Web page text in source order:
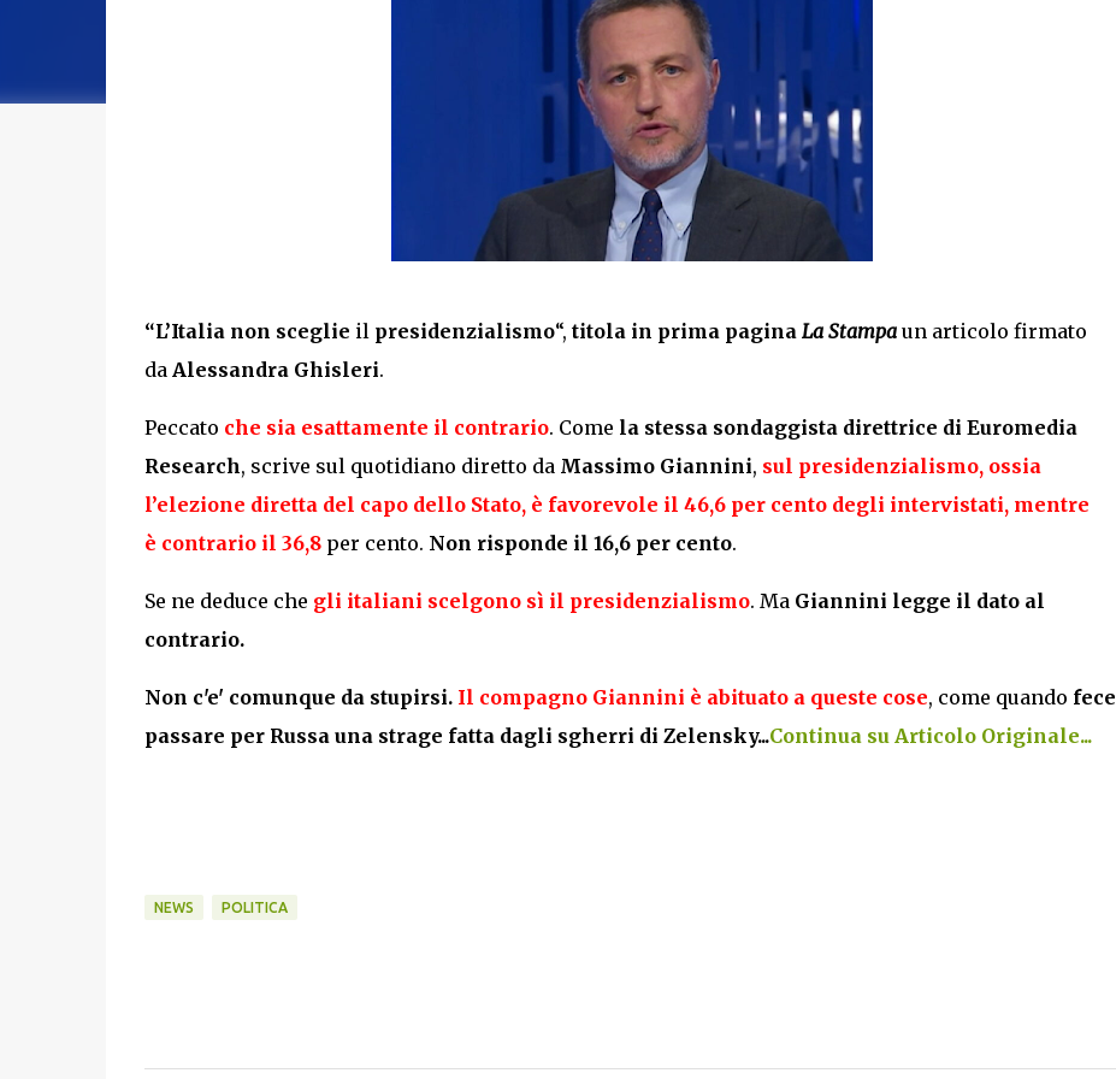
“L’Italia non sceglie il presidenzialismo“, titola in prima pagina La Stampaun articolo firmato
da Alessandra Ghisleri.
Peccato che sia esattamente il contrario. Come la stessa sondaggista direttrice di Euromedia
Research, scrive sul quotidiano diretto da Massimo Giannini, sul presidenzialismo, ossia
l’elezione diretta del capo dello Stato, è favorevole il 46,6 per centodegli intervistati, mentre
è contrario il 36,8 per cento. Non risponde il 16,6 per cento.
Se ne deduce che gli italiani scelgono sì il presidenzialismo. Ma Giannini legge il dato al
contrario.
Non c'e' comunque da stupirsi. Il compagno Giannini è abituato a queste cose, come quando fece
passare per Russa una strage fatta dagli sgherri di Zelensky...Continua su Articolo Originale...
NEWS POLITICA